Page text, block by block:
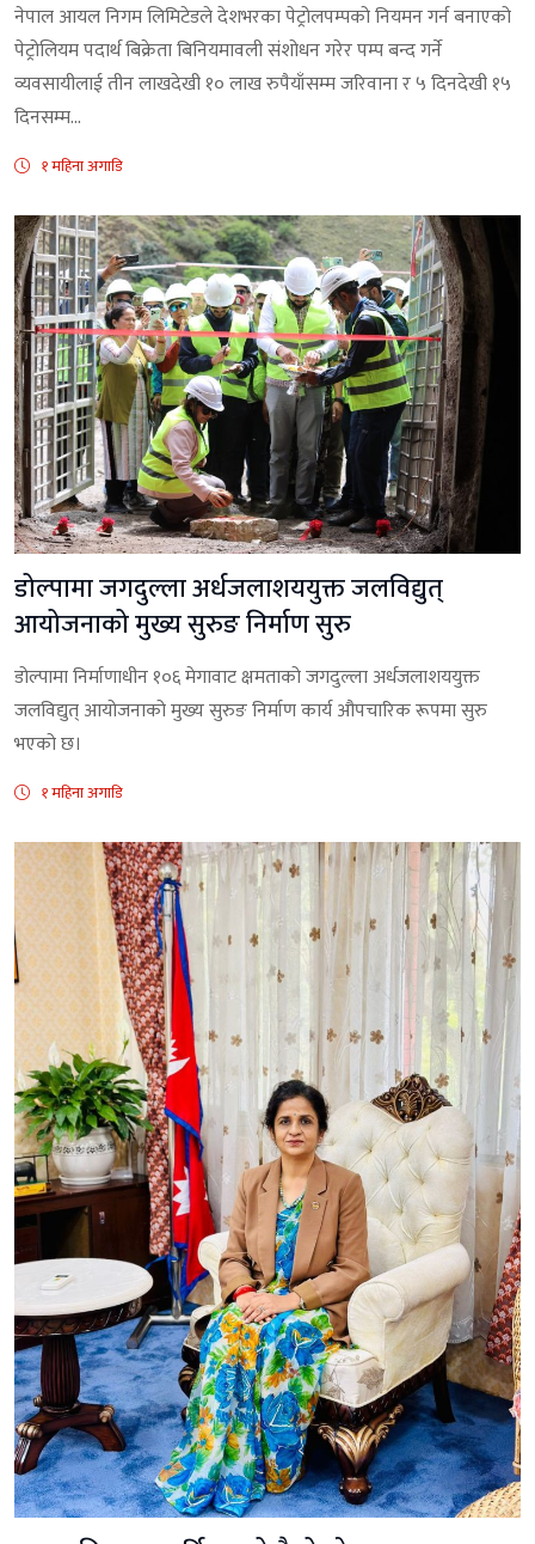
नेपाल आयल निगम लिमिटेडले देशभरका पेट्रोलपम्पको नियमन गर्न बनाएको
पेट्रोलियम पदार्थ बिक्रेता बिनियमावली संशोधन गरेर पम्प बन्द गर्ने
व्यवसायीलाई तीन लाखदेखी १० लाख रुपैयाँसम्म जरिवाना र ५ दिनदेखी १५
दिनसम्म...
१ महिना अगाडि
डोल्पामा जगदुल्ला अर्धजलाशययुक्त जलविद्युत्
आयोजनाको मुख्य सुरुङ निर्माण सुरु
डोल्पामा निर्माणाधीन १०६ मेगावाट क्षमताको जगदुल्ला अर्धजलाशययुक्त
जलविद्युत् आयोजनाको मुख्य सुरुङ निर्माण कार्य औपचारिक रूपमा सुरु
भएको छ।
१ महिना अगाडि